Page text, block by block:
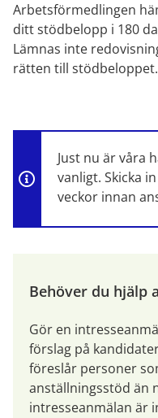
Arbetsförmedlingen
ditt stödbelopp i 180
Lämnas inte
rätten till stödbeloppet.
Just nu är våra
vanligt. Skicka
veckor innan
Behöver du hjälp
Gör en
förslag på
föreslår personer
anställningsstöd än
intresseanmälan är